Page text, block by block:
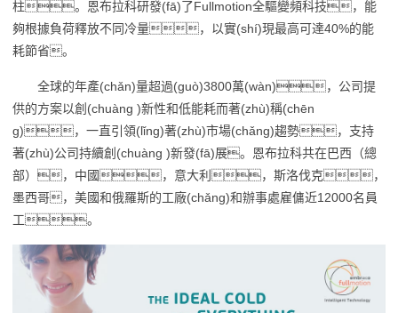
柱。恩布拉科研發(fā)了Fullmotion全驅變頻科技，能
夠根據負荷釋放不同冷量，以實(shí)現最高可達40%的能
耗節省。
全球的年產(chǎn)量超過(guò)3800萬(wàn)，公司提
供的方案以創(chuàng )新性和低能耗而著(zhù)稱(chēn
g)，一直引領(lǐng)著(zhù)市場(chǎng)趨勢，支持
著(zhù)公司持續創(chuàng )新發(fā)展。恩布拉科共在巴西（總
部），中國，意大利，斯洛伐克，
墨西哥，美國和俄羅斯的工廠(chǎng)和辦事處雇傭近12000名員
工。